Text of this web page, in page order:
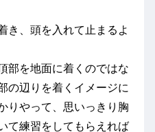
き、頭を入れて止まるよ
部を地面に着くのではな
の辺りを着くイメージに
りやって、思いっきり胸
て練習をしてもらえれば